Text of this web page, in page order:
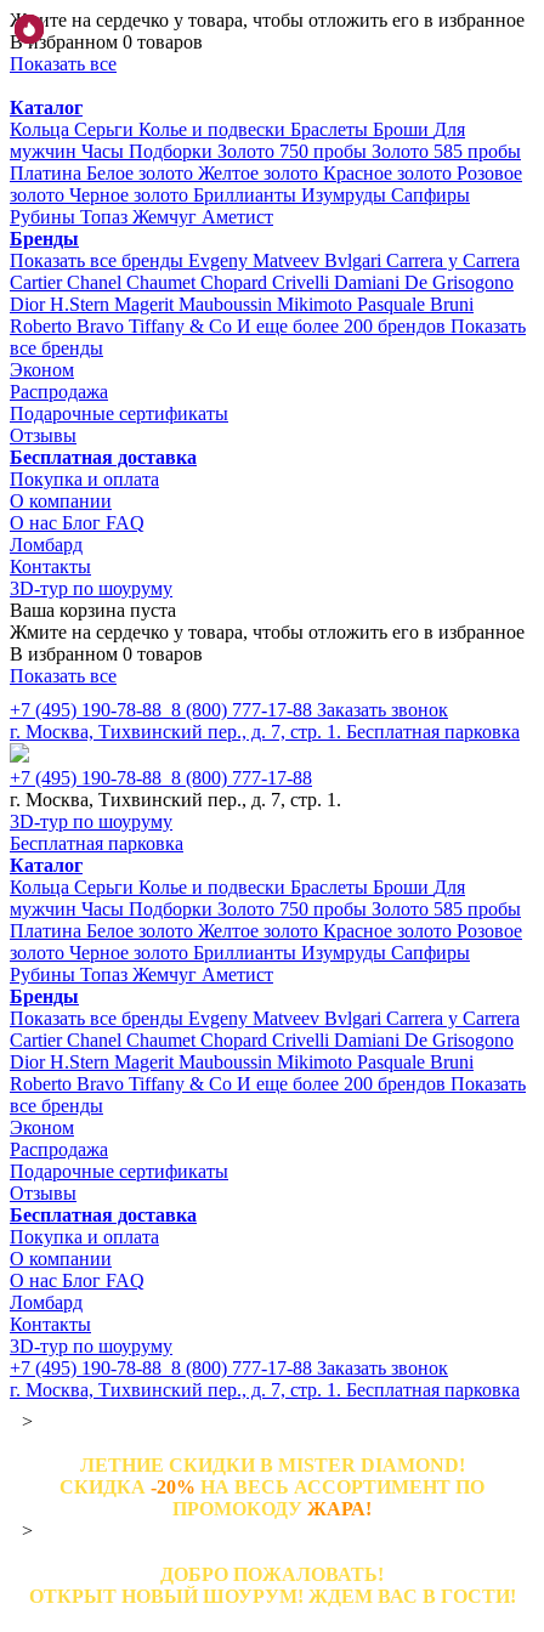
Жмите на сердечко у товара, чтобы отложить его в избранное
В избранном 0 товаров
Показать все
Каталог
Кольца Серьги Колье и подвески Браслеты Броши Для
мужчин Часы Подборки Золото 750 пробы Золото 585 пробы
Платина Белое золото Желтое золото Красное золото Розовое
золото Черное золото Бриллианты Изумруды Сапфиры
Рубины Топаз Жемчуг Аметист
Бренды
Показать все бренды Evgeny Matveev Bvlgari Carrera y Carrera
CartierChanel Chaumet Chopard Crivelli Damiani De Grisogono
DiorH.Stern Magerit Mauboussin Mikimoto Pasquale Bruni
Roberto Bravo Tiffany & Co И еще более 200 брендов Показать
все бренды
Эконом
Распродажа
Подарочные сертификаты
Отзывы
Бесплатная доставка
Покупка и оплата
О компании
О нас Блог FAQ
Ломбард
Контакты
3D-тур по шоуруму
Ваша корзина пуста
Жмите на сердечко у товара, чтобы отложить его в избранное
В избранном 0 товаров
Показать все
+7 (495) 190-78-88 8 (800) 777-17-88 Заказать звонок
г. Москва, Тихвинский пер., д. 7, стр. 1. Бесплатная парковка
+7 (495) 190-78-88 8 (800) 777-17-88
г. Москва, Тихвинский пер., д. 7, стр. 1.
3D-тур по шоуруму
Бесплатная парковка
Каталог
Кольца Серьги Колье и подвески Браслеты Броши Для
мужчин Часы Подборки Золото 750 пробы Золото 585 пробы
Платина Белое золото Желтое золото Красное золото Розовое
золото Черное золото Бриллианты Изумруды Сапфиры
Рубины Топаз Жемчуг Аметист
Бренды
Показать все бренды Evgeny Matveev Bvlgari Carrera y Carrera
CartierChanel Chaumet Chopard Crivelli Damiani De Grisogono
DiorH.Stern Magerit Mauboussin Mikimoto Pasquale Bruni
Roberto Bravo Tiffany & Co И еще более 200 брендов Показать
все бренды
Эконом
Распродажа
Подарочные сертификаты
Отзывы
Бесплатная доставка
Покупка и оплата
О компании
О нас Блог FAQ
Ломбард
Контакты
3D-тур по шоуруму
+7 (495) 190-78-88 8 (800) 777-17-88 Заказать звонок
г. Москва, Тихвинский пер., д. 7, стр. 1. Бесплатная парковка
>
ЛЕТНИЕ СКИДКИ В MISTER DIAMOND!
СКИДКА -20% НА ВЕСЬ АССОРТИМЕНТ ПО
ПРОМОКОДУ ЖАРА!
>
ДОБРО ПОЖАЛОВАТЬ!
ОТКРЫТ НОВЫЙ ШОУРУМ! ЖДЕМ ВАС В ГОСТИ!